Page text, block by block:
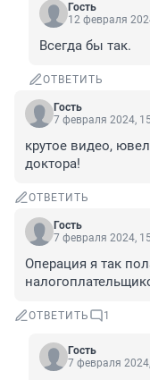
Гость
12 февраля
Всегда бы так.
ОТВЕТИТЬ
Гость
7 февраля 2024,
крутое видео,
доктора!
ОТВЕТИТЬ
Гость
7 февраля 2024,
Операция я так
ОТВЕТИТЬ 1
Гость
7 февраля